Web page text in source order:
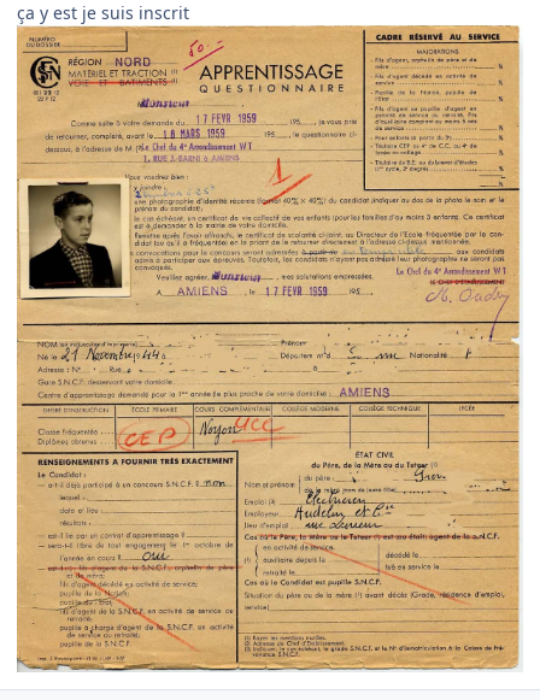
ça y est je suis inscrit